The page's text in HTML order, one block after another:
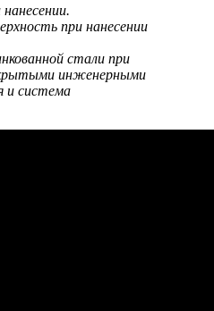
при нанесении
стали при
инженерными
и система